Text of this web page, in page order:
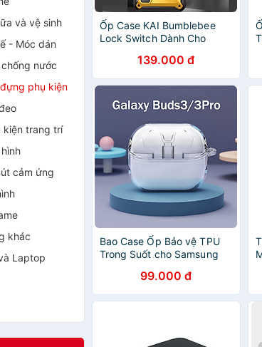
và vệ sinh
- Móc dán
nước
phụ kiện
kiện trang trí
cảm ứng
khác
Laptop
Ốp Case KAI Bumblebee
Lock Switch Dành Cho
Kèm Móc Treo - Hàng Chính
Hãng
139.000 đ
Bao Case Ốp Bảo vệ TPU
Trong Suốt cho Samsung
/ Buds 3 FE - Hàng Chính
Hãng
99.000 đ